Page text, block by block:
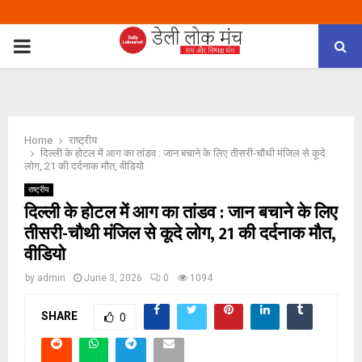
PRIMARY
Home
राष्ट्रीय
दिल्ली के होटल में आग का तांडव : जान बचाने के लिए तीसरी-चौथी मंजिल से कूदे
लोग, 21 की दर्दनाक मौत, वीडियो
राष्ट्रीय
दिल्ली के होटल में आग का तांडव : जान बचाने के लिए
तीसरी-चौथी मंजिल से कूदे लोग, 21 की दर्दनाक मौत,
वीडियो
by admin June 3, 2026 0 1094
SHARE 0